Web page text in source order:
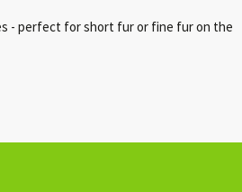
- perfect for short fur or fine fur on the